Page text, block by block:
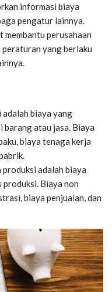
informasi biaya
pengatur lainnya.
membantu perusahaan
peraturan yang berlaku
adalah biaya yang
barang atau jasa. Biaya
biaya tenaga kerja
produksi adalah biaya
Biaya non
biaya penjualan, dan